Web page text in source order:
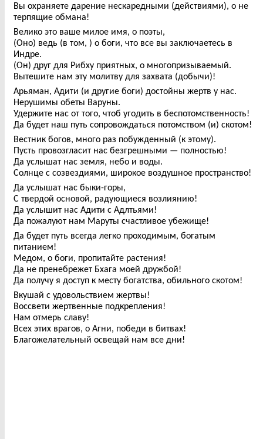
Вы охраняете дарение нескаредными (действиями), о не
терпящие обмана!
Велико это ваше милое имя, о поэты,
(Оно) ведь (в том, ) о боги, что все вы заключаетесь в
Индре.
(Он) друг для Рибху приятных, о многопризываемый.
Вытешите нам эту молитву для захвата (добычи)!
Арьяман, Адити (и другие боги) достойны жертв у нас.
Нерушимы обеты Варуны.
Удержите нас от того, чтоб угодить в беспотомственность!
Да будет наш путь сопровождаться потомством (и) скотом!
Вестник богов, много раз побужденный (к этому).
Пусть провозгласит нас безгрешными — полностью!
Да услышат нас земля, небо и воды.
Солнце с созвездиями, широкое воздушное пространство!
Да услышат нас быки-горы,
С твердой основой, радующиеся возлиянию!
Да услышит нас Адити с Адлтьями!
Да пожалуют нам Маруты счастливое убежище!
Да будет путь всегда легко проходимым, богатым
питанием!
Медом, о боги, пропитайте растения!
Да не пренебрежет Бхага моей дружбой!
Да получу я доступ к месту богатства, обильного скотом!
Вкушай с удовольствием жертвы!
Воссвети жертвенные подкрепления!
Нам отмерь славу!
Всех этих врагов, о Агни, победи в битвах!
Благожелательный освещай нам все дни!